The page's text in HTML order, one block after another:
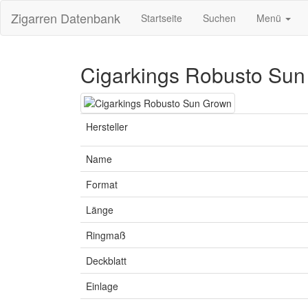
Zigarren Datenbank Startseite Suchen Menü
Cigarkings Robusto
Hersteller
Name
Format
Länge
Ringmaß
Deckblatt
Einlage